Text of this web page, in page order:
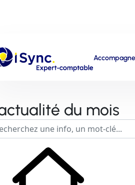
du mois